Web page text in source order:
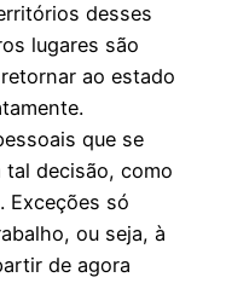
desses
lugares são
ao estado
que se
tal decisão, como
Exceções só
ou seja, à
de agora